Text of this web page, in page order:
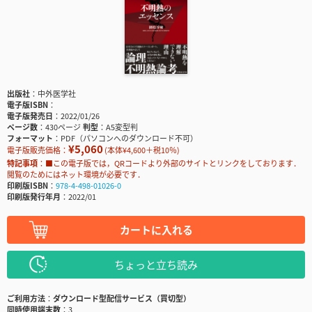
出版社
中外医学社
電子版ISBN
電子版発売日
2022/01/26
ページ数
430ページ判型
A5変型判
フォーマット
PDF（パソコンへのダウンロード不可）
電子版販売価格： ¥5,060(本体¥4,600＋税10％)
特記事項
■この電子版では，QRコードより外部のサイトとリンクをしております．
閲覧のためにはネット環境が必要です．
印刷版ISBN
978-4-498-01026-0
印刷版発行年月
2022/01
カートに入れる
ちょっと立ち読み
ご利用方法
ダウンロード型配信サービス（買切型）
同時使用端末数
3